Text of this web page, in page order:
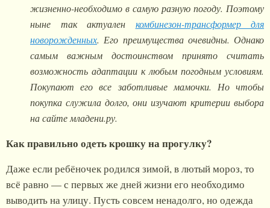
жизненно-необходимо в самую разную погоду. Поэтому
ныне так актуален комбинезон-трансформер для
новорожденных. Его преимущества очевидны. Однако
самым важным достоинством принято считать
возможность адаптации к любым погодным условиям.
Покупают его все заботливые мамочки. Но чтобы
покупка служила долго, они изучают критерии выбора
на сайте младени.ру.
Как правильно одеть крошку на прогулку?
Даже если ребёночек родился зимой, в лютый мороз, то
всё равно — с первых же дней жизни его необходимо
выводить на улицу. Пусть совсем ненадолго, но одежда